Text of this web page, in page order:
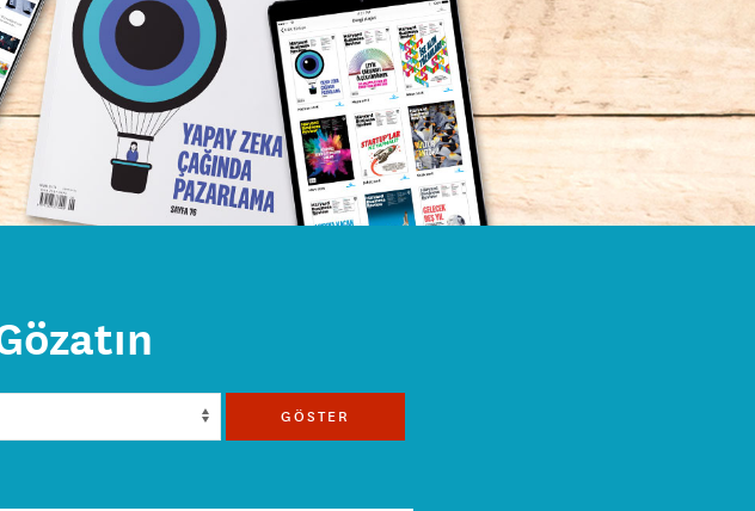
GÖSTER